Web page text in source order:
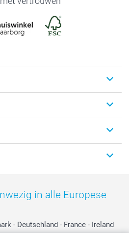
in alle Europese
- Deutschland - France - Ireland